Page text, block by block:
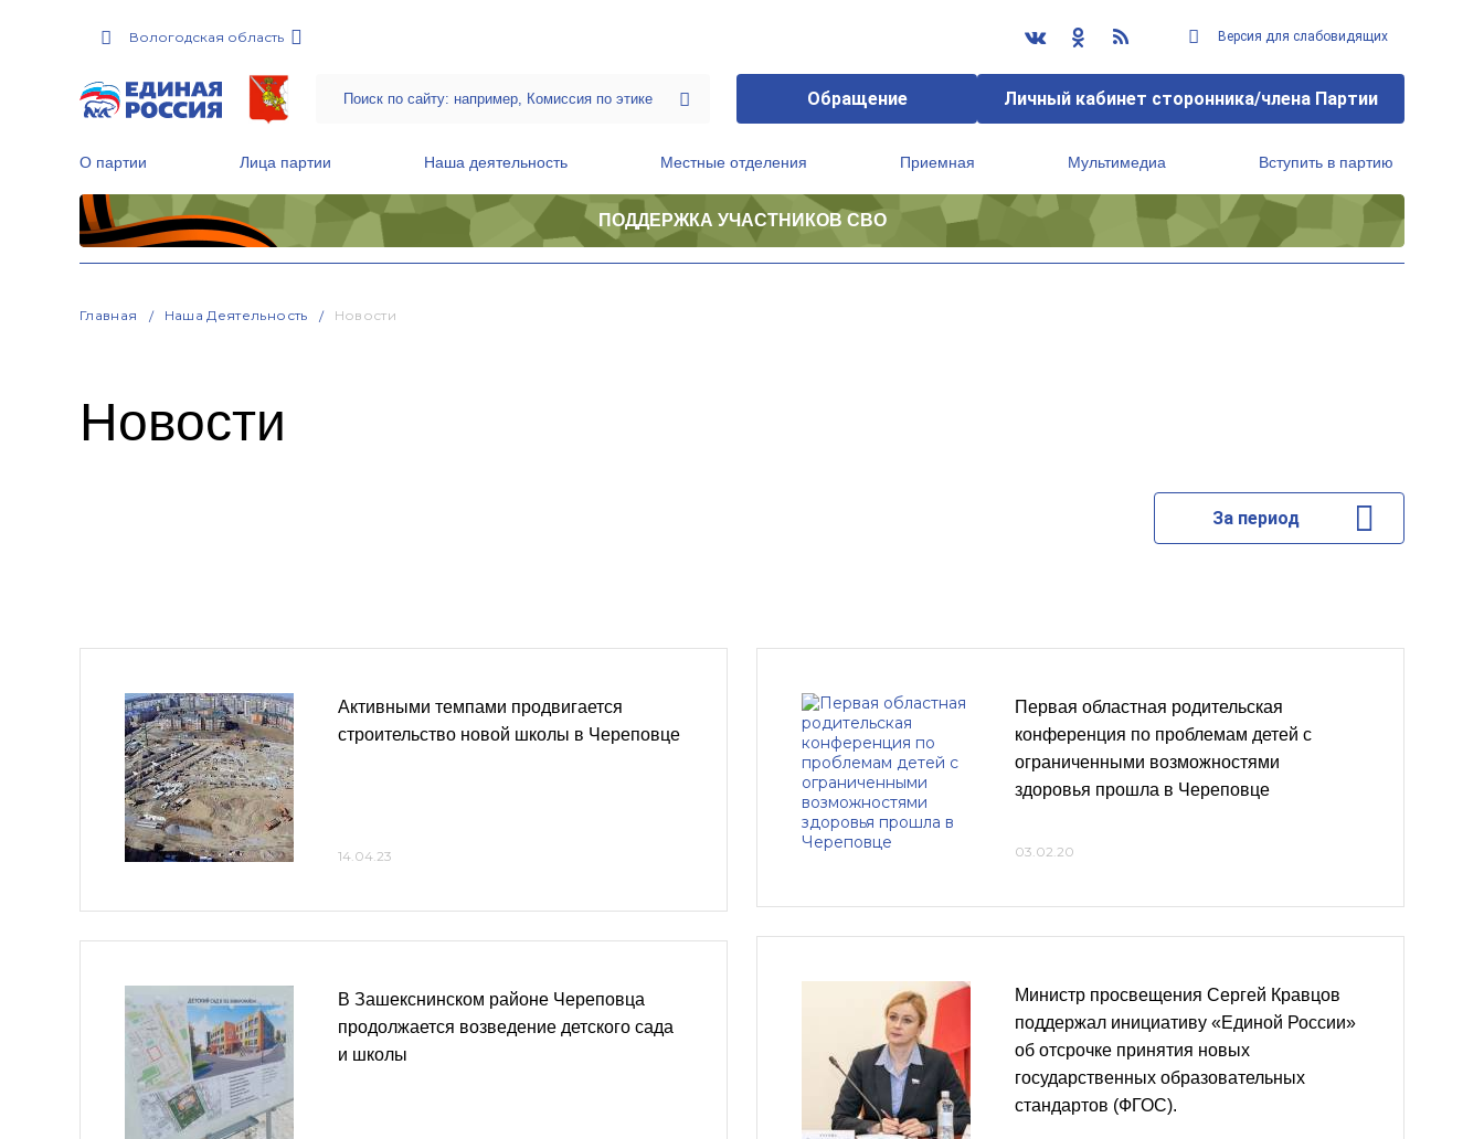
Вологодская область Версия для слабовидящих
Обращение Личный кабинет сторонника/члена Партии
О партии Лица партии Наша деятельность Местные отделения Приемная Мультимедиа Вступить в партию
ПОДДЕРЖКА УЧАСТНИКОВ СВО
Главная Наша Деятельность Новости
Новости
За период
Активными темпами продвигается
строительство новой школы в Череповце
14.04.23
В Зашекснинском районе Череповца
продолжается возведение детского сада
и школы
Первая областная родительская
конференция по проблемам детей с
ограниченными возможностями
здоровья прошла в Череповце
03.02.20
Министр просвещения Сергей Кравцов
поддержал инициативу «Единой России»
об отсрочке принятия новых
государственных образовательных
стандартов (ФГОС).